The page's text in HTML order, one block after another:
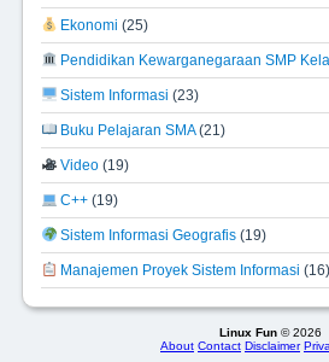
Ekonomi (25)
Pendidikan Kewarganegaraan SMP
Sistem Informasi (23)
Buku Pelajaran SMA(21)
Video (19)
C++ (19)
Sistem Informasi Geografis (19)
Manajemen Proyek Sistem Informasi (16)
Linux Fun© 2026
About Contact Disclaimer